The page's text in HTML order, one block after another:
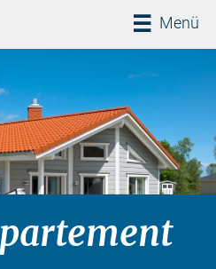
Menü
Menü